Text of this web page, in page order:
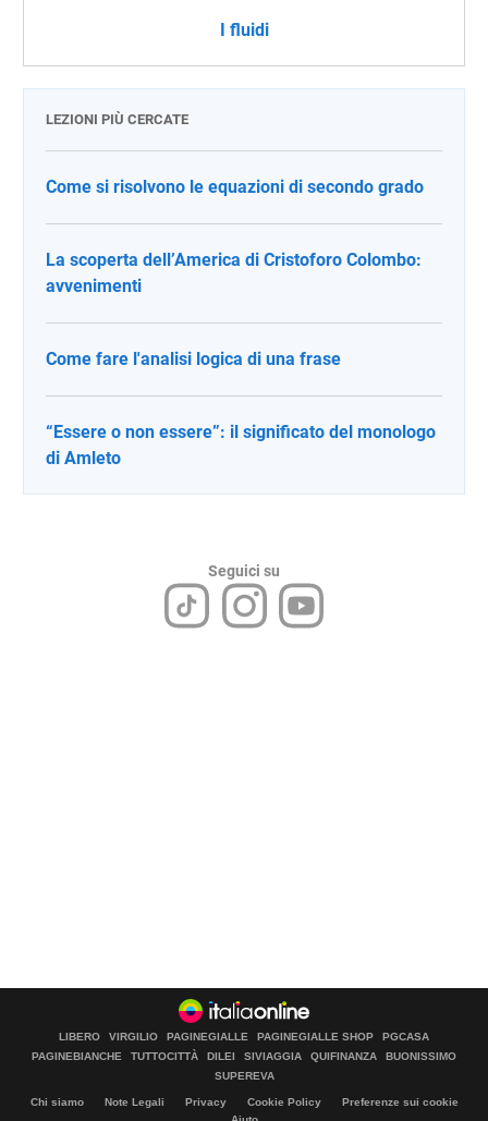
I fluidi
LEZIONI PIÙ CERCATE
Come si risolvono le equazioni di secondo grado
La scoperta dell’America di Cristoforo Colombo:
avvenimenti
Come fare l'analisi logica di una frase
“Essere o non essere”: il significato del monologo
di Amleto
Seguici su
LIBERO VIRGILIO PAGINEGIALLE PAGINEGIALLE SHOP
PGCASA
PAGINEBIANCHE
TUTTOCITTÀ DILEI SIVIAGGIA QUIFINANZA
BUONISSIMO
SUPEREVA
Chi siamo Note Legali Privacy Cookie Policy
Preferenze sui cookie